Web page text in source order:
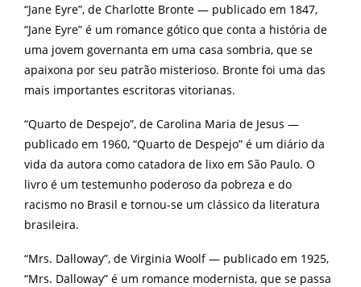
“Jane Eyre”, de Charlotte Bronte — publicado em 1847,
“Jane Eyre” é um romance gótico que conta a história de
uma jovem governanta em uma casa sombria, que se
apaixona por seu patrão misterioso. Bronte foi uma das
mais importantes escritoras vitorianas.
“Quarto de Despejo”, de Carolina Maria de Jesus —
publicado em 1960, “Quarto de Despejo” é um diário da
vida da autora como catadora de lixo em São Paulo. O
livro é um testemunho poderoso da pobreza e do
racismo no Brasil e tornou-se um clássico da literatura
brasileira.
“Mrs. Dalloway”, de Virginia Woolf — publicado em 1925,
“Mrs. Dalloway” é um romance modernista, que se passa